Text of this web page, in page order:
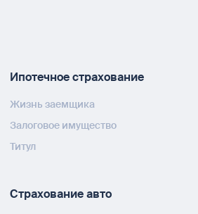
Ипотечное страхование
Жизнь заемщика
Залоговое имущество
Титул
Страхование авто